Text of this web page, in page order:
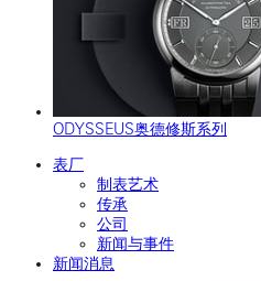
ODYSSEUS奥德修斯系列
表厂
制表艺术
传承
公司
新闻与事件
新闻消息